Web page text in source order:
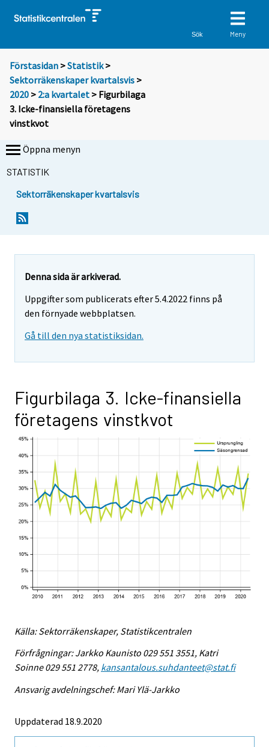
Sök Meny
Förstasidan >Statistik >
Sektorräkenskaper kvartalsvis >
2020 > 2:a kvartalet > Figurbilaga
3. Icke-finansiella företagens
vinstkvot
Öppna menyn
STATISTIK
Sektorräkenskaper kvartalsvis
Denna sida är arkiverad.
Uppgifter som publicerats efter 5.4.2022 finns på
den förnyade webbplatsen.
Gå till den nya statistiksidan.
Figurbilaga 3. Icke-finansiella
företagens vinstkvot
Källa: Sektorräkenskaper, Statistikcentralen
Förfrågningar: Jarkko Kaunisto 029 551 3551, Katri
Soinne 029 551 2778, kansantalous.suhdanteet@stat.fi
Ansvarig avdelningschef: Mari Ylä-Jarkko
Uppdaterad 18.9.2020